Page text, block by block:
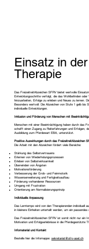
Einsatz in
Therapie
Das FreizeitreitAbzeichen SFRV bietet wertvolle
Entwicklungsschritte verfolgt, die das Wohlbefinden
hinzuarbeiten, Erfolge zu erleben und Neues zu lernen.
Besonders wertvoll: Die Abzeichen von Stufe 1 gelb bis
individuelle Entwicklungen.
Inklusion und Förderung von Menschen mit
Menschen mit einer Beeinträchtigung haben durch das
schafft einen Zugang zu Reiterfahrungen und Erfolgen,
Ausbildung zum Pferdewart EBA, unterstützt.
Positive Auswirkungen durch das FreizeitreitAbzeichen
Die Arbeit mit den Abzeichen fördert viele Bereiche:
Stärkung des Selbstvertrauens
Erlernen von Wiederholungsprozessen
Erleben von Selbstwirksamkeit
Überwinden von Ängsten
Motivationsförderung
Verbesserung der Grob- und Feinmotorik
Wissenserweiterung und Fertigkeitsaufbau
Förderung vorhandener Ressourcen
Umgang mit Frustration
Orientierung am Normalisierungsprinzip
Individuelle Anpassung
Das Lerntempo wird von den Therapierenden individuell
in kleinere Einheiten unterteilt werden, um ein passendes
Das FreizeitreitAbzeichen SFRV ist somit nicht nur ein
Motivation und Erfolgserlebnisse in die Pferdegestützte
Infomaterial und Kontakt
Bestelle hier die Infomappe:sekretariat@sfrv-asel.ch